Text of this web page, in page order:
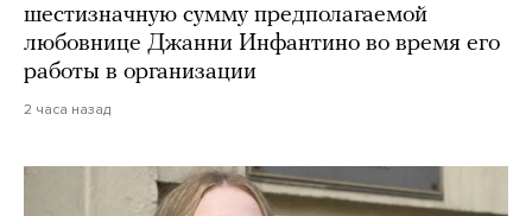
шестизначную сумму предполагаемой
любовнице Джанни Инфантино во время его
работы в организации
2 часа назад